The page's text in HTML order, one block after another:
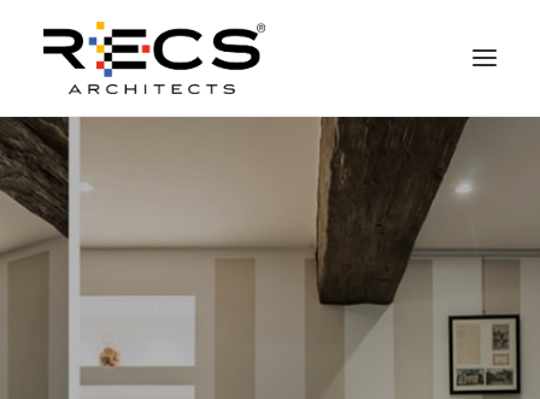
QUEM SOMOS
PORTFOLIO
NEWS
FUNDAÇÃO
CONTATOS
MERCHANDISING